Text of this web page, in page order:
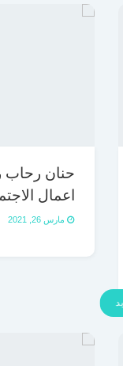
حنان رحاب
اعمال
مارس 26, 2021